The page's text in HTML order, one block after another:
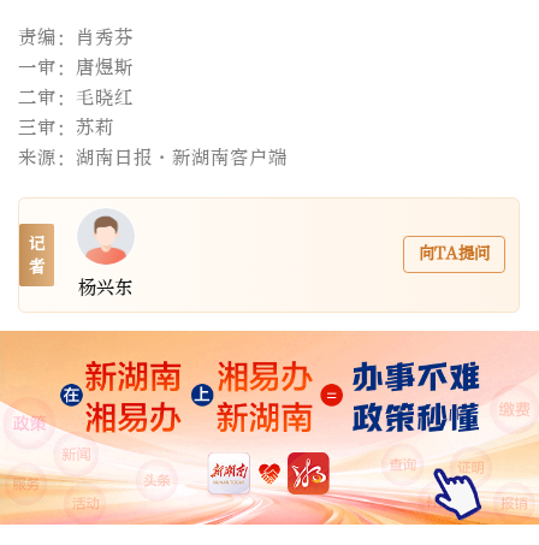
责编：肖秀芬
一审：唐煜斯
二审：毛晓红
三审：苏莉
来源：湖南日报·新湖南客户端
记
者
杨兴东
向TA提问